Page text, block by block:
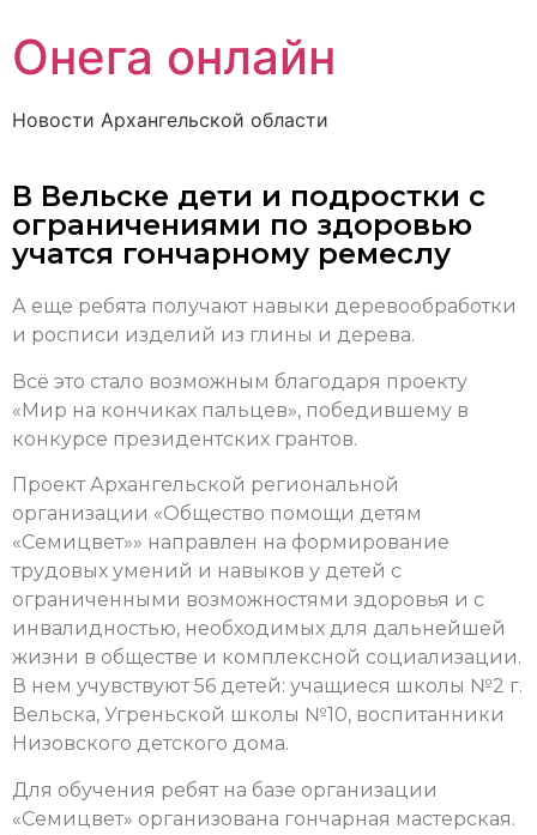
Онега онлайн
Новости Архангельской области
В Вельске дети и подростки с
ограничениями по здоровью
учатся гончарному ремеслу
А еще ребята получают навыки деревообработки
и росписи изделий из глины и дерева.
Всё это стало возможным благодаря проекту
«Мир на кончиках пальцев», победившему в
конкурсе президентских грантов.
Проект Архангельской региональной
организации «Общество помощи детям
«Семицвет»» направлен на формирование
трудовых умений и навыков у детей с
ограниченными возможностями здоровья и с
инвалидностью, необходимых для дальнейшей
жизни в обществе и комплексной социализации.
В нем учувствуют 56 детей: учащиеся школы №2 г.
Вельска, Угреньской школы №10, воспитанники
Низовского детского дома.
Для обучения ребят на базе организации
«Семицвет» организована гончарная мастерская.